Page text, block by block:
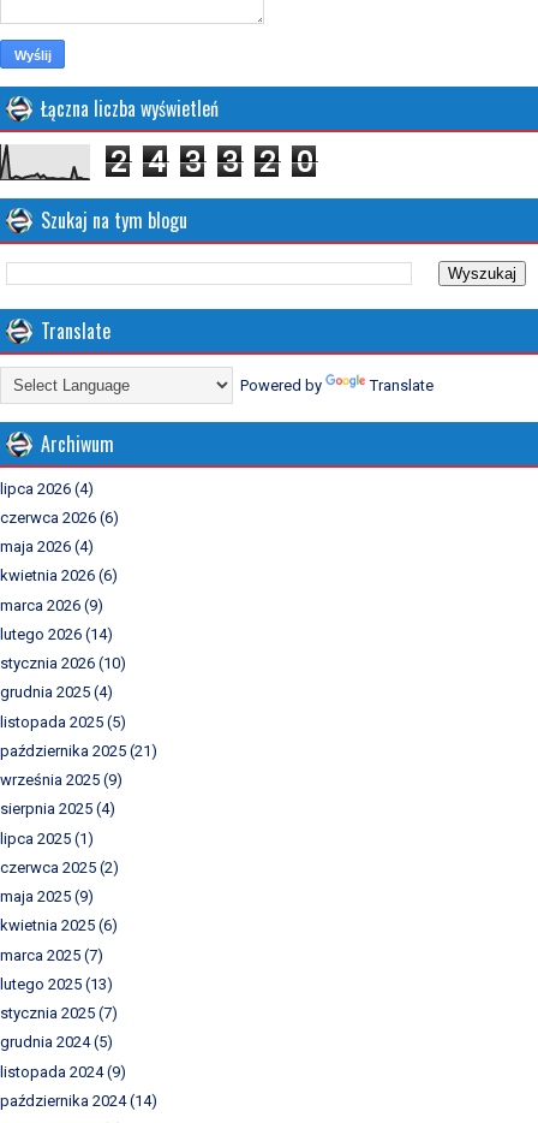
Łączna liczba wyświetleń
2 4 3 3 2 0
Szukaj na tym blogu
Translate
Powered by Translate
Archiwum
lipca 2026 (4)
czerwca 2026 (6)
maja 2026 (4)
kwietnia 2026 (6)
marca 2026 (9)
lutego 2026 (14)
stycznia 2026 (10)
grudnia 2025 (4)
listopada 2025 (5)
października 2025 (21)
września 2025 (9)
sierpnia 2025 (4)
lipca 2025 (1)
czerwca 2025 (2)
maja 2025 (9)
kwietnia 2025 (6)
marca 2025 (7)
lutego 2025 (13)
stycznia 2025 (7)
grudnia 2024(5)
listopada 2024(9)
października 2024(14)